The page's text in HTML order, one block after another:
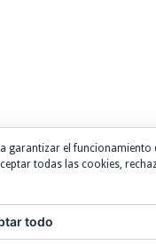
garantizar el funcionamiento
todas las cookies,
todo